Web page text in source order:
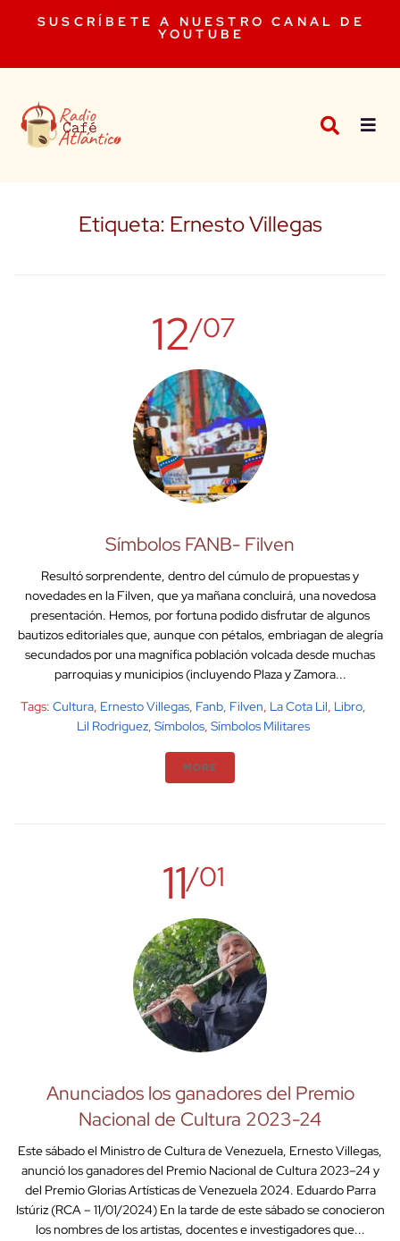
SUSCRÍBETE A NUESTRO CANAL DE
YOUTUBE
Etiqueta: Ernesto Villegas
12/07
Símbolos FANB- Filven
Resultó sorprendente, dentro del cúmulo de propuestas y
novedades en la Filven, que ya mañana concluirá, una novedosa
presentación. Hemos, por fortuna podido disfrutar de algunos
bautizos editoriales que, aunque con pétalos, embriagan de alegría
secundados por una magnífica población volcada desde muchas
parroquias y municipios (incluyendo Plaza y Zamora...
Tags: Cultura, Ernesto Villegas, Fanb, Filven, La Cota Lil, Libro,
Lil Rodriguez, Símbolos, Símbolos Militares
MORE
11/01
Anunciados los ganadores del Premio
Nacional de Cultura 2023-24
Este sábado el Ministro de Cultura de Venezuela, Ernesto Villegas,
anunció los ganadores del Premio Nacional de Cultura 2023–24 y
del Premio Glorias Artísticas de Venezuela 2024. Eduardo Parra
Istúriz (RCA – 11/01/2024) En la tarde de este sábado se conocieron
los nombres de los artistas, docentes e investigadores que...